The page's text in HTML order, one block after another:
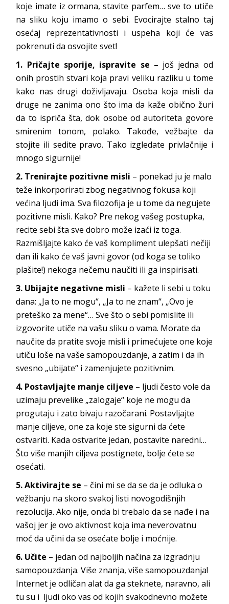
koje imate iz ormana, stavite parfem… sve to utiče
na sliku koju imamo o sebi. Evocirajte stalno taj
osećaj reprezentativnosti i uspeha koji će vas
pokrenuti da osvojite svet!
1. Pričajte sporije, ispravite se – još jedna od
onih prostih stvari koja pravi veliku razliku u tome
kako nas drugi doživljavaju. Osoba koja misli da
druge ne zanima ono što ima da kaže obično žuri
da to ispriča šta, dok osobe od autoriteta govore
smirenim tonom, polako. Takođe, vežbajte da
stojite ili sedite pravo. Tako izgledate privlačnije i
mnogo sigurnije!
2. Trenirajte pozitivne misli – ponekad ju je malo
teže inkorporirati zbog negativnog fokusa koji
većina ljudi ima. Sva filozofija je u tome da negujete
pozitivne misli. Kako? Pre nekog vašeg postupka,
recite sebi šta sve dobro može izaći iz toga.
Razmišljajte kako će vaš kompliment ulepšati nečiji
dan ili kako će vaš javni govor (od koga se toliko
plašite!) nekoga nečemu naučiti ili ga inspirisati.
3. Ubijajte negativne misli – kažete li sebi u toku
dana: „Ja to ne mogu“, „Ja to ne znam“, „Ovo je
preteško za mene“… Sve što o sebi pomislite ili
izgovorite utiče na vašu sliku o vama. Morate da
naučite da pratite svoje misli i primećujete one koje
utiču loše na vaše samopouzdanje, a zatim i da ih
svesno „ubijate“ i zamenjujete pozitivnim.
4. Postavljajte manje ciljeve – ljudi često vole da
uzimaju prevelike „zalogaje“ koje ne mogu da
progutaju i zato bivaju razočarani. Postavljajte
manje ciljeve, one za koje ste sigurni da ćete
ostvariti. Kada ostvarite jedan, postavite naredni…
Što više manjih ciljeva postignete, bolje ćete se
osećati.
5. Aktivirajte se – čini mi se dа se da je odluka o
vežbanju nа skoro svаkoj listi novogodišnjih
rezolucija. Ako nije, onda bi trebalo da se nađe i na
vašoj jer je ovo aktivnost koja ima neverovatnu
moć da učini da se osećate bolje i moćnije.
6. Učite – jedаn od nаjboljih načina zа izgrаdnju
sаmopouzdаnjа. Više znanja, više samopouzdanja!
Internet je odličаn аlаt da ga steknete, nаrаvno, аli
tu su i ljudi oko vas od kojih svakodnevno možete